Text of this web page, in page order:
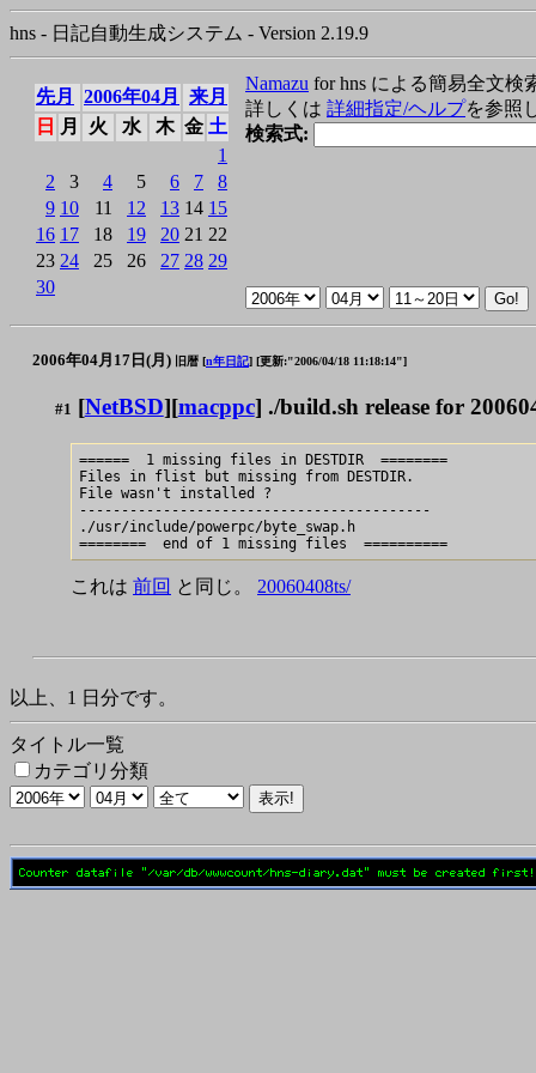
hns - 日記自動生成システム - Version 2.19.9
先月 2006年04月
来月
日
月 火 水 木 金 土
1
2
3 4 5 6 7
8
9 10 11 12 13 14 15
16 17 18 19 20 21 22
23 24 25 26 27 28 29
30
Namazu for hns による簡易全文検
詳しくは 詳細指定/ヘルプを参照
検索式:
2006年04月17日(月) 旧暦 [n年日記] [更新:"2006/04/18 11:18:14"]
#1 [NetBSD][macppc] ./build.sh release for
======  1 missing files in DESTDIR  ========
Files in flist but missing from DESTDIR.
File wasn't installed ?
------------------------------------------
./usr/include/powerpc/byte_swap.h
これは 前回 と同じ。 20060408ts/
以上、1 日分です。
タイトル一覧
カテゴリ分類